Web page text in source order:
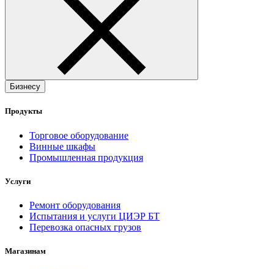
Бизнесу
Продукты
Торговое оборудование
Винные шкафы
Промышленная продукция
Услуги
Ремонт оборудования
Испытания и услуги ЦИЭР БТ
Перевозка опасных грузов
Магазинам